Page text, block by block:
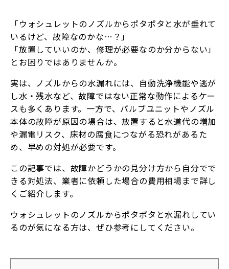
「ウォシュレットのノズルからポタポタと水が垂れて
いるけど、故障なのかな…？」
「放置していいのか、修理が必要なのか分からない」
とお困りではありませんか。
実は、ノズルからの水漏れには、自動洗浄機能や逃が
し水・残水など、故障ではない正常な動作によるケー
スも多くあります。一方で、バルブユニットやノズル
本体の故障が原因の場合は、放置すると水道代の増加
や漏電リスク、床材の腐食につながる恐れがあるた
め、早めの対処が必要です。
この記事では、故障かどうかの見分け方から自分でで
きる対処法、業者に依頼した場合の費用相場まで詳し
くご紹介します。
ウォシュレットのノズルからポタポタと水漏れしてい
るのが気になる方は、ぜひ参考にしてください。